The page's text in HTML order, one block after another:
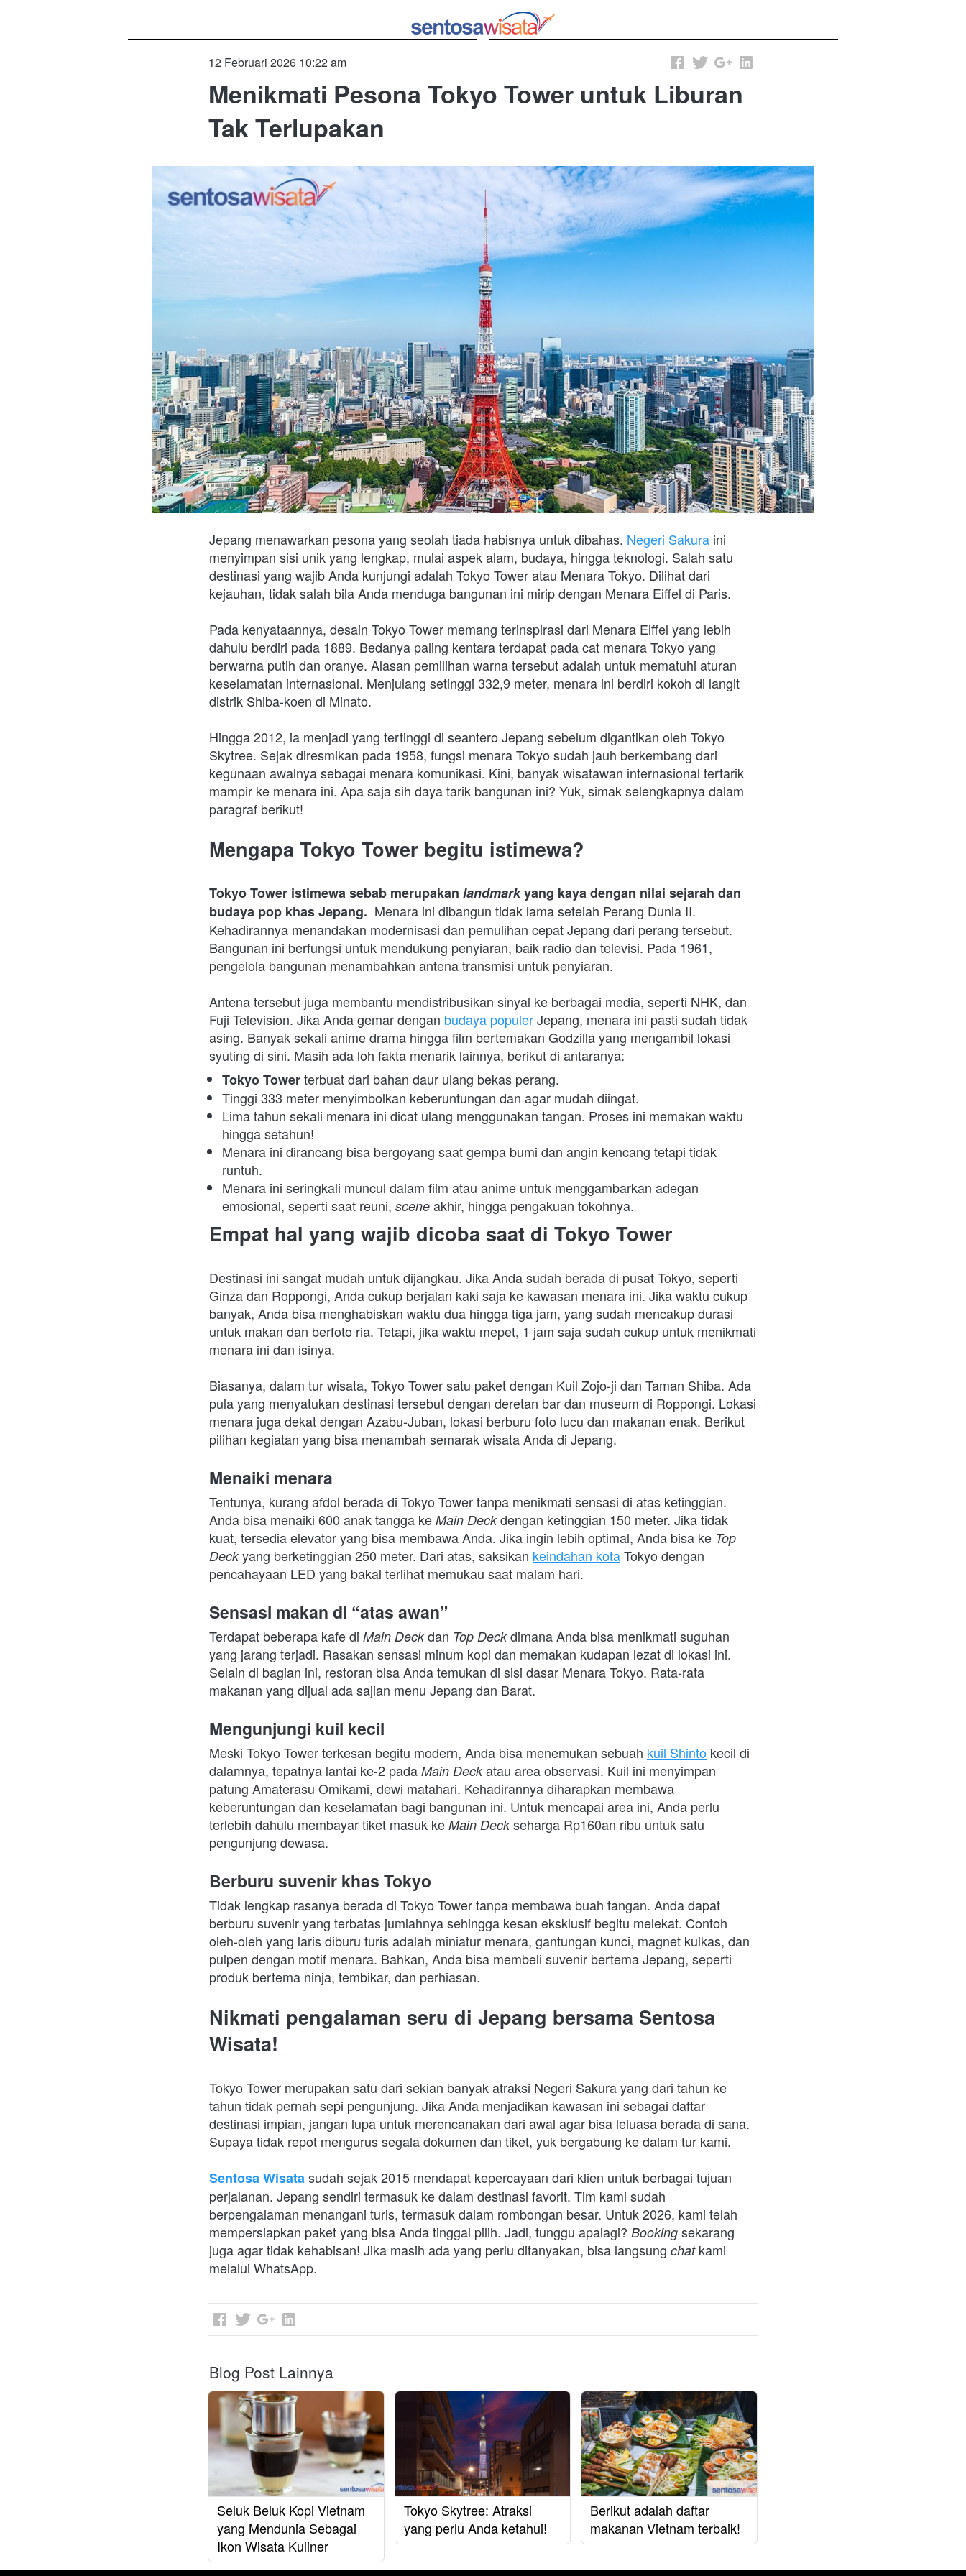
12 Februari 2026 10:22 am
Menikmati Pesona Tokyo Tower untuk Liburan
Tak Terlupakan
Jepang menawarkan pesona yang seolah tiada habisnya untuk dibahas. Negeri Sakura ini
menyimpan sisi unik yang lengkap, mulai aspek alam, budaya, hingga teknologi. Salah satu
destinasi yang wajib Anda kunjungi adalah Tokyo Tower atau Menara Tokyo. Dilihat dari
kejauhan, tidak salah bila Anda menduga bangunan ini mirip dengan Menara Eiffel di Paris.
Pada kenyataannya, desain Tokyo Tower memang terinspirasi dari Menara Eiffel yang lebih
dahulu berdiri pada 1889. Bedanya paling kentara terdapat pada cat menara Tokyo yang
berwarna putih dan oranye. Alasan pemilihan warna tersebut adalah untuk mematuhi aturan
keselamatan internasional. Menjulang setinggi 332,9 meter, menara ini berdiri kokoh di langit
distrik Shiba-koen di Minato.
Hingga 2012, ia menjadi yang tertinggi di seantero Jepang sebelum digantikan oleh Tokyo
Skytree. Sejak diresmikan pada 1958, fungsi menara Tokyo sudah jauh berkembang dari
kegunaan awalnya sebagai menara komunikasi. Kini, banyak wisatawan internasional tertarik
mampir ke menara ini. Apa saja sih daya tarik bangunan ini? Yuk, simak selengkapnya dalam
paragraf berikut!
Mengapa Tokyo Tower begitu istimewa?
Tokyo Tower istimewa sebab merupakan landmark yang kaya dengan nilai sejarah dan
budaya pop khas Jepang. Menara ini dibangun tidak lama setelah Perang Dunia II.
Kehadirannya menandakan modernisasi dan pemulihan cepat Jepang dari perang tersebut.
Bangunan ini berfungsi untuk mendukung penyiaran, baik radio dan televisi. Pada 1961,
pengelola bangunan menambahkan antena transmisi untuk penyiaran.
Antena tersebut juga membantu mendistribusikan sinyal ke berbagai media, seperti NHK, dan
Fuji Television. Jika Anda gemar dengan budaya populer Jepang, menara ini pasti sudah tidak
asing. Banyak sekali anime drama hingga film bertemakan Godzilla yang mengambil lokasi
syuting di sini. Masih ada loh fakta menarik lainnya, berikut di antaranya:
Tokyo Tower terbuat dari bahan daur ulang bekas perang.
Tinggi 333 meter menyimbolkan keberuntungan dan agar mudah diingat.
Lima tahun sekali menara ini dicat ulang menggunakan tangan. Proses ini memakan waktu
hingga setahun!
Menara ini dirancang bisa bergoyang saat gempa bumi dan angin kencang tetapi tidak
runtuh.
Menara ini seringkali muncul dalam film atau anime untuk menggambarkan adegan
emosional, seperti saat reuni, scene akhir, hingga pengakuan tokohnya.
Empat hal yang wajib dicoba saat di Tokyo Tower
Destinasi ini sangat mudah untuk dijangkau. Jika Anda sudah berada di pusat Tokyo, seperti
Ginza dan Roppongi, Anda cukup berjalan kaki saja ke kawasan menara ini. Jika waktu cukup
banyak, Anda bisa menghabiskan waktu dua hingga tiga jam, yang sudah mencakup durasi
untuk makan dan berfoto ria. Tetapi, jika waktu mepet, 1 jam saja sudah cukup untuk menikmati
menara ini dan isinya.
Biasanya, dalam tur wisata, Tokyo Towersatu paket dengan Kuil Zojo-ji dan Taman Shiba. Ada
pula yang menyatukan destinasi tersebut dengan deretan bar dan museum di Roppongi. Lokasi
menara juga dekat dengan Azabu-Juban, lokasi berburu foto lucu dan makanan enak. Berikut
pilihan kegiatan yang bisa menambah semarak wisata Anda di Jepang.
Menaiki menara
Tentunya, kurang afdol berada di Tokyo Towertanpa menikmati sensasi di atas ketinggian.
Anda bisa menaiki 600 anak tangga ke Main Deck dengan ketinggian 150 meter. Jika tidak
kuat, tersedia elevator yang bisa membawa Anda. Jika ingin lebih optimal, Anda bisa ke Top
Deck yang berketinggian 250 meter. Dari atas, saksikan keindahan kota Tokyo dengan
pencahayaan LED yang bakal terlihat memukau saat malam hari.
Sensasi makan di “atas awan”
Terdapat beberapa kafe di Main Deck dan Top Deck dimana Anda bisa menikmati suguhan
yang jarang terjadi. Rasakan sensasi minum kopi dan memakan kudapan lezat di lokasi ini.
Selain di bagian ini, restoran bisa Anda temukan di sisi dasar Menara Tokyo. Rata-rata
makanan yang dijual ada sajian menu Jepang dan Barat.
Mengunjungi kuil kecil
Meski Tokyo Towerterkesan begitu modern, Anda bisa menemukan sebuah kuil Shinto kecil di
dalamnya, tepatnya lantai ke-2 pada Main Deck atau area observasi. Kuil ini menyimpan
patung Amaterasu Omikami, dewi matahari. Kehadirannya diharapkan membawa
keberuntungan dan keselamatan bagi bangunan ini. Untuk mencapai area ini, Anda perlu
terlebih dahulu membayar tiket masuk ke Main Deck seharga Rp160an ribu untuk satu
pengunjung dewasa.
Berburu suvenir khas Tokyo
Tidak lengkap rasanya berada di Tokyo Towertanpa membawa buah tangan. Anda dapat
berburu suvenir yang terbatas jumlahnya sehingga kesan eksklusif begitu melekat. Contoh
oleh-oleh yang laris diburu turis adalah miniatur menara, gantungan kunci, magnet kulkas, dan
pulpen dengan motif menara. Bahkan, Anda bisa membeli suvenir bertema Jepang, seperti
produk bertema ninja, tembikar, dan perhiasan.
Nikmati pengalaman seru di Jepang bersama Sentosa
Wisata!
Tokyo Tower merupakan satu dari sekian banyak atraksi Negeri Sakura yang dari tahun ke
tahun tidak pernah sepi pengunjung. Jika Anda menjadikan kawasan ini sebagai daftar
destinasi impian, jangan lupa untuk merencanakan dari awal agar bisa leluasa berada di sana.
Supaya tidak repot mengurus segala dokumen dan tiket, yuk bergabung ke dalam tur kami.
Sentosa Wisata sudah sejak 2015 mendapat kepercayaan dari klien untuk berbagai tujuan
perjalanan. Jepang sendiri termasuk ke dalam destinasi favorit. Tim kami sudah
berpengalaman menangani turis, termasuk dalam rombongan besar. Untuk 2026, kami telah
mempersiapkan paket yang bisa Anda tinggal pilih. Jadi, tunggu apalagi? Booking sekarang
juga agar tidak kehabisan! Jika masih ada yang perlu ditanyakan, bisa langsung chat kami
melalui WhatsApp.
Blog Post Lainnya
Seluk Beluk Kopi Vietnam
yang Mendunia Sebagai
Ikon Wisata Kuliner
Tokyo Skytree: Atraksi
yang perlu Anda ketahui!
Berikut adalah daftar
makanan Vietnam terbaik!